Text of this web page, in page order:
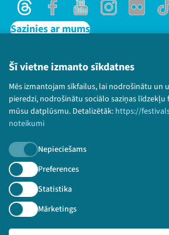
Šī vietne izmanto sīkdatnes
Mēs izmantojam sīkfailus, lai nodrošinātu un
pieredzi, nodrošinātu sociālo saziņas līdzekļu
mūsu datplūsmu. Detalizētāk: https://
noteikumi
Nepieciešams
Preferences
Statistika
Mārketings
ThreadsFacebookYoutubeInstagram
Flick
Sazinies ar mums
Lietošanas noteikumi un sīkdatņu
Bērnu aizsardzības politika
© 2026 Sarunu festivāls LAMPA
paturētas.
Piesakies jaunumiem!
Nepalaid garām aktuālāko informāciju!